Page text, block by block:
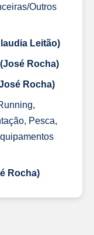
Outros
Leitão)
(José Rocha)
Rocha)
Pesca,
Rocha)